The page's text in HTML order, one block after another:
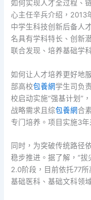
如何实现人才全过程、
心主任辛兵介绍，2013
中学生科技创新后备人
名具有学科特长、创新
联合发现、培养基础学
如何让人才培养更好地
部高校包養網学生司负
校启动实施“强基计划”
战略需求且综包養網合
专门培养。项目实施3
同时，为突破传统路径
稳步推进。据了解，“
2.0阶段，目前依托77
基础医科、基础文科领